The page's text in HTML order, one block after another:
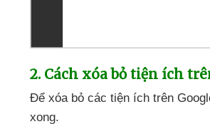
2. Cách xóa bỏ tiện ích
Để xóa bỏ các tiện ích trên
xong.